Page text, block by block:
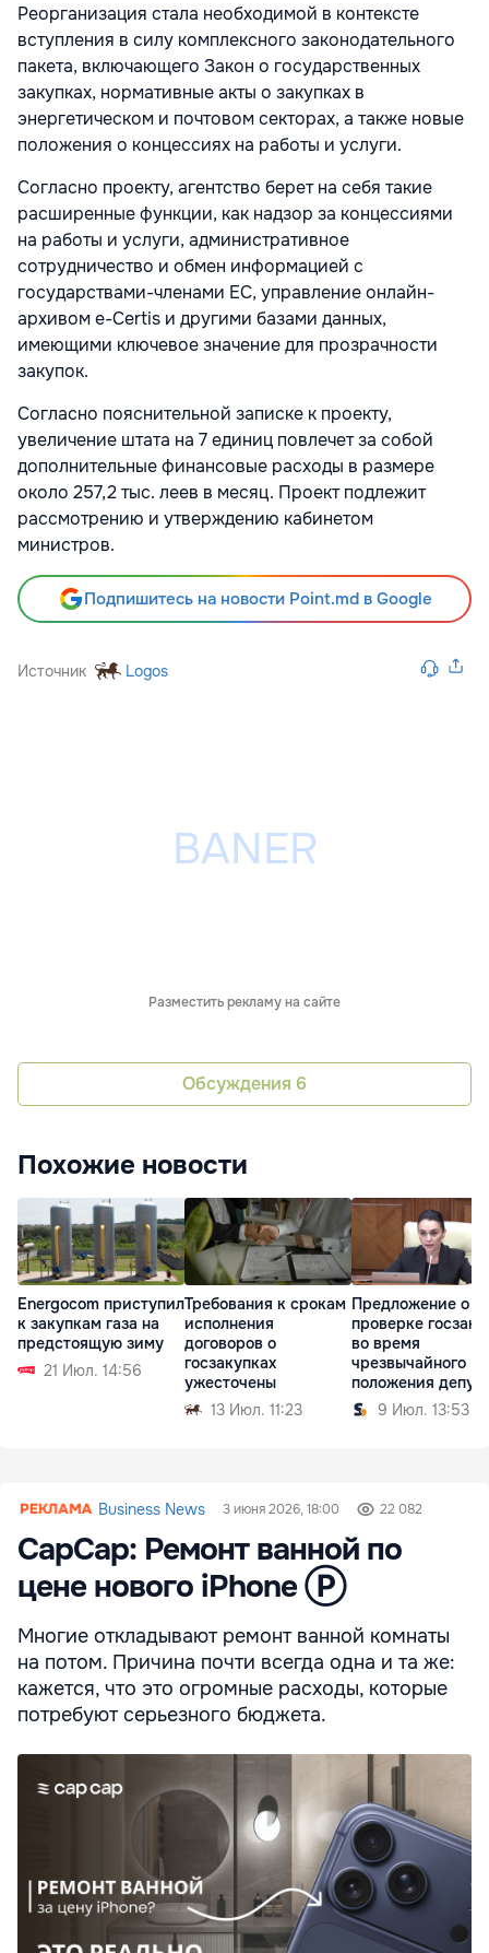
Реорганизация стала необходимой в контексте
вступления в силу комплексного законодательного
пакета, включающего Закон о государственных
закупках, нормативные акты о закупках в
энергетическом и почтовом секторах, а также новые
положения о концессиях на работы и услуги.
Согласно проекту, агентство берет на себя такие
расширенные функции, как надзор за концессиями
на работы и услуги, административное
сотрудничество и обмен информацией с
государствами-членами ЕС, управление онлайн-
архивом e-Certis и другими базами данных,
имеющими ключевое значение для прозрачности
закупок.
Согласно пояснительной записке к проекту,
увеличение штата на 7 единиц повлечет за собой
дополнительные финансовые расходы в размере
около 257,2 тыс. леев в месяц. Проект подлежит
рассмотрению и утверждению кабинетом
министров.
Подпишитесь на новости Point.md в Google
Источник Logos
Разместить рекламу на сайте
Обсуждения 6
Похожие новости
Energocom приступил
к закупкам газа на
предстоящую зиму
21 Июл. 14:56
Требования к срокам
исполнения
договоров о
госзакупках
ужесточены
13 Июл. 11:23
Предложение о
проверке
во время
чрезвычайного
положения
отклонили
9 Июл. 13:53
Business News 3 июня 2026, 18:00 22 082
CapCap: Ремонт ванной по
цене нового iPhone Ⓟ
Многие откладывают ремонт ванной комнаты
на потом. Причина почти всегда одна и та же:
кажется, что это огромные расходы, которые
потребуют серьезного бюджета.